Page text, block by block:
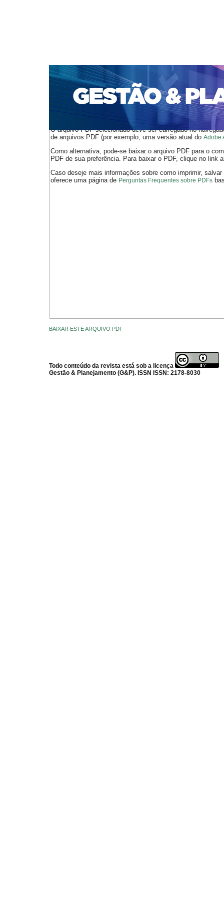
CAPA SOBRE ACESSO CADASTRO
PORTAL DE REVISTAS DA UNIFACS
SUBMISSÕES
PARA SUBMISSÃO DE ARTIGOS
TUTORIAL PARA
Capa v. 22, jan./dez. 2021> saraceno
O arquivo PDF selecionado deve ser carregado no
de arquivos PDF (por exemplo, uma versão atual do Adobe
Como alternativa, pode-se baixar o arquivo PDF para o
PDF de sua preferência. Para baixar o PDF, clique no link
Caso deseje mais informações sobre como imprimir,
oferece uma página de Perguntas Frequentes sobre PDFs
BAIXAR ESTE ARQUIVO PDF
Todo conteúdo da revista está sob a licença
Gestão & Planejamento (G&P). ISSN ISSN: 2178-8030